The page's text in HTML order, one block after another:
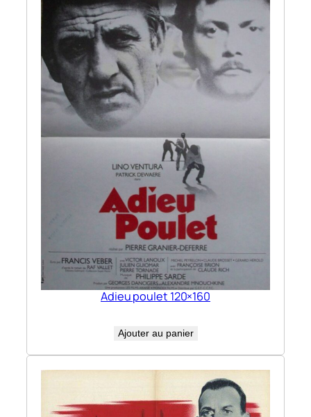
Adieu poulet 120×160
Ajouter au panier